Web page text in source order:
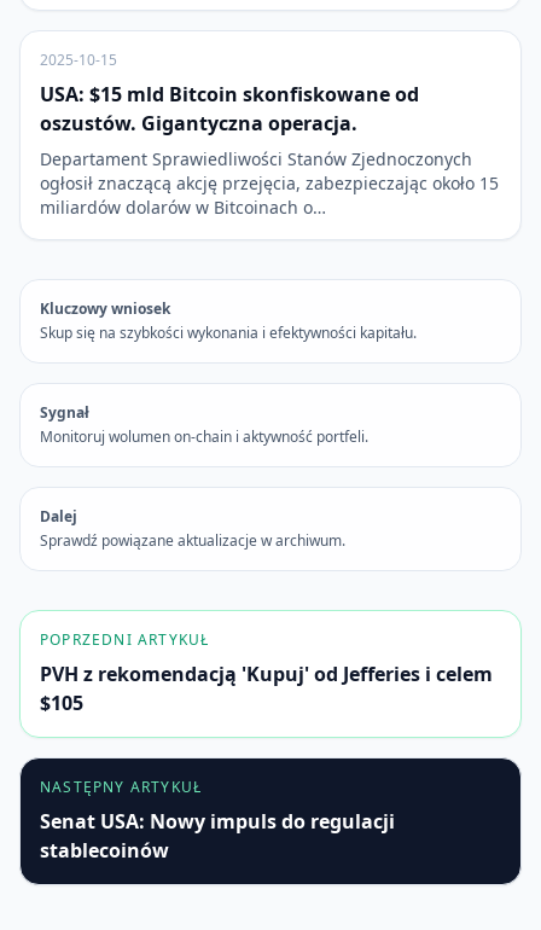
2025-10-15
USA: $15 mld Bitcoin skonfiskowane od
oszustów. Gigantyczna operacja.
Departament Sprawiedliwości Stanów Zjednoczonych
ogłosił znaczącą akcję przejęcia, zabezpieczając około 15
miliardów dolarów w Bitcoinach o…
Kluczowy wniosek
Skup się na szybkości wykonania i efektywności kapitału.
Sygnał
Monitoruj wolumen on-chain i aktywność portfeli.
Dalej
Sprawdź powiązane aktualizacje w archiwum.
POPRZEDNI ARTYKUŁ
PVH z rekomendacją 'Kupuj' od Jefferies i celem
$105
NASTĘPNY ARTYKUŁ
Senat USA: Nowy impuls do regulacji
stablecoinów